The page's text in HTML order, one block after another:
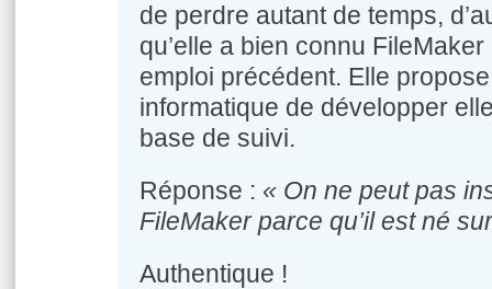
de perdre autant de temps,
qu’elle a bien connu
emploi précédent. Elle
informatique de développer
base de suivi.
Réponse : « On ne peut pas
FileMaker parce qu’il est né
Authentique !